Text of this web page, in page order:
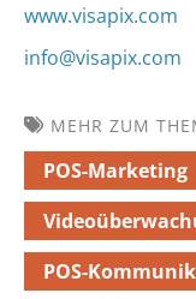
www.visapix.com
info@visapix.com
MEHR ZUM
POS-Marketing
POS-